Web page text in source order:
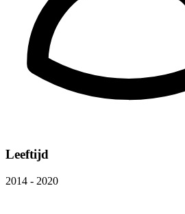
Leeftijd
2014 - 2020